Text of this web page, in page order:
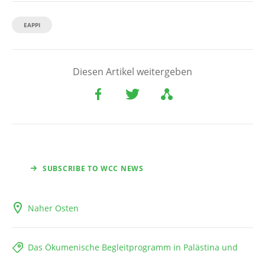
EAPPI
Diesen Artikel weitergeben
SUBSCRIBE TO WCC NEWS
Naher Osten
Das Ökumenische Begleitprogramm in Palästina und